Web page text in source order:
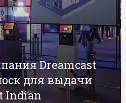
Dreamcast
для выдачи
Indian